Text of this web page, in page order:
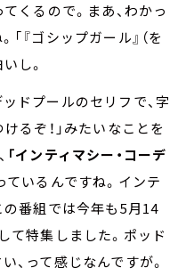
くるので。まあ、わかっ
『ゴシップガール』（を
し。
ドプールのセリフで、字
るぞ！」みたいなことを
「インティマシー・コーデ
ているんですね。インテ
の番組では今年も5月14
て特集しました。ポッド
、って感じなんですが。